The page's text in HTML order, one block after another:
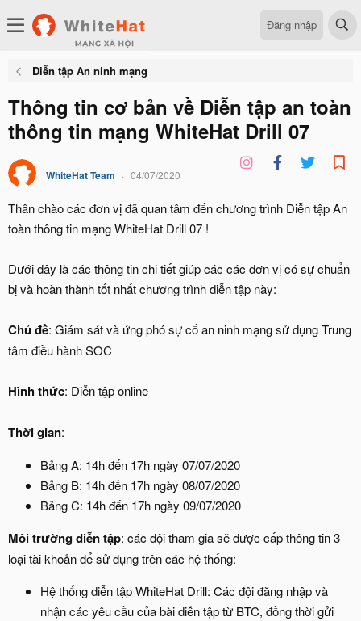
Đăng nhập
Diễn tập An ninh mạng
Thông tin cơ bản về Diễn tập an toàn
thông tin mạng WhiteHat Drill 07
WhiteHat Team 04/07/2020
Thân chào các đơn vị đã quan tâm đến chương trình Diễn tập An
toàn thông tin mạng WhiteHat Drill 07 !
Dưới đây là các thông tin chi tiết giúp các các đơn vị có sự chuẩn
bị và hoàn thành tốt nhất chương trình diễn tập này:
Chủ đề: Giám sát và ứng phó sự cố an ninh mạng sử dụng Trung
tâm điều hành SOC
Hình thức: Diễn tập online
Thời gian:
Bảng A: 14h đến 17h ngày 07/07/2020
Bảng B: 14h đến 17h ngày 08/07/2020
Bảng C: 14h đến 17h ngày 09/07/2020
Môi trường diễn tập: các đội tham gia sẽ được cấp thông tin 3
loại tài khoản để sử dụng trên các hệ thống:
Hệ thống diễn tập WhiteHat Drill: Các đội đăng nhập và
nhận các yêu cầu của bài diễn tập từ BTC, đồng thời gửi